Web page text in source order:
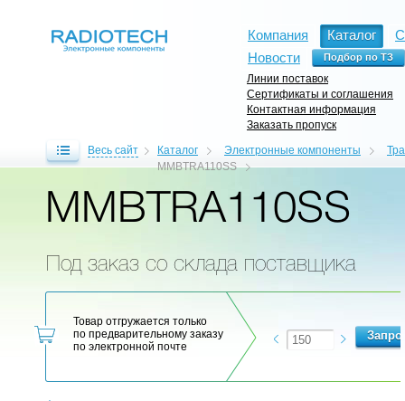
Компания Каталог
Новости
Линии поставок
Сертификаты и соглашения
Контактная информация
Заказать пропуск
Весь сайт Каталог Электронные компоненты
MMBTRA110SS
MMBTRA110SS
Под заказ со склада поставщика
Товар отгружается только
по предварительному заказу
по электронной почте